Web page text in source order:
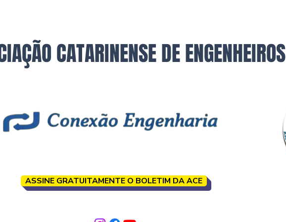
CATARINENSE DE ENGENHEIROS
ASSINE GRATUITAMENTE O BOLETIM DA ACE